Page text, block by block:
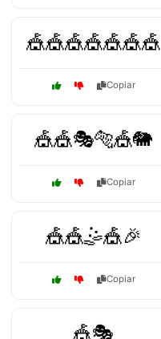
🎪🎪🎪🎪🎪🎪🎪
Copiar
🎪🎪🎭🐅🎪🐘
Copiar
🎪🎪🤹🎪🎉
Copiar
🎪🎭